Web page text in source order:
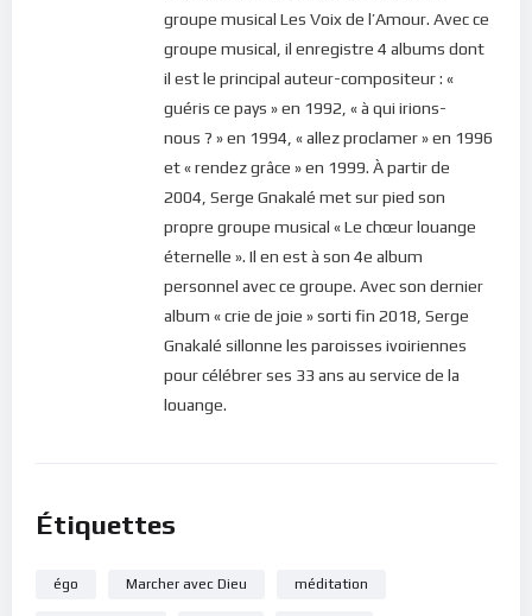
groupe musical Les Voix de l’Amour. Avec ce
groupe musical, il enregistre 4 albums dont
il est le principal auteur-compositeur : «
guéris ce pays » en 1992, « à qui irions-
nous ? » en 1994, « allez proclamer » en 1996
et « rendez grâce » en 1999. À partir de
2004, Serge Gnakalé met sur pied son
propre groupe musical « Le chœur louange
éternelle ». Il en est à son 4e album
personnel avec ce groupe. Avec son dernier
album « crie de joie » sorti fin 2018, Serge
Gnakalé sillonne les paroisses ivoiriennes
pour célébrer ses 33 ans au service de la
louange.
Étiquettes
égo Marcher avec Dieu méditation